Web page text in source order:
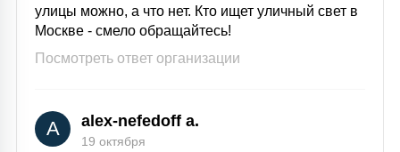
улицы можно, а что нет. Кто ищет уличный свет в
Москве - смело обращайтесь!
Посмотреть ответ организации
A alex-nefedoff a.
19 октября